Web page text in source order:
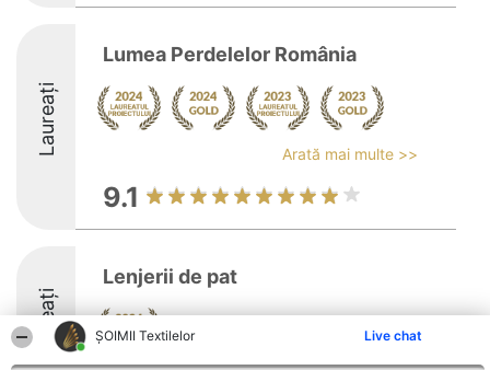
ȘOIMII Textilelor Live chat
Laureați
Lumea Perdelelor România
Arată mai multe >>
9.1
Laureați
Lenjerii de pat